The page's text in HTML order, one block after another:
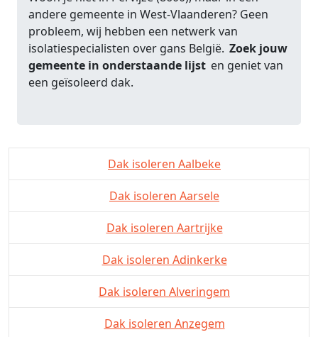
andere gemeente in West-Vlaanderen? Geen
probleem, wij hebben een netwerk van
isolatiespecialisten over gans België. Zoek jouw
gemeente in onderstaande lijst en geniet van
een geïsoleerd dak.
Dak isoleren Aalbeke
Dak isoleren Aarsele
Dak isoleren Aartrijke
Dak isoleren Adinkerke
Dak isoleren Alveringem
Dak isoleren Anzegem